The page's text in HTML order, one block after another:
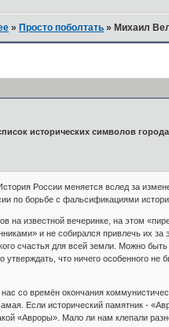
»Просто поболтать »Михаил
исторических символов города
России меняется вслед за
по борьбе с фальсификациями
на известной вечеринке, на этом
и не собирался привлечь их за
счастья для всей земли. Можно
что ничего особенного
со времён окончания
Если исторический памятник -
«Авроры». Мало ли нам клепали